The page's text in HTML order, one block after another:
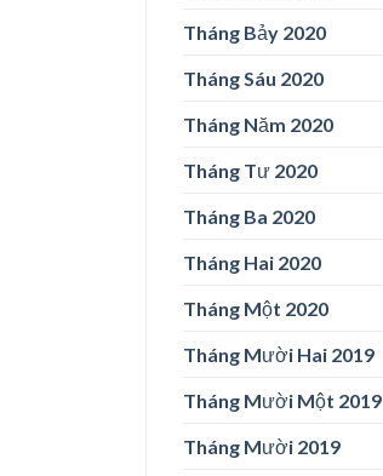
Tháng Bảy 2020
Tháng Sáu 2020
Tháng Năm 2020
Tháng Tư 2020
Tháng Ba 2020
Tháng Hai 2020
Tháng Một 2020
Tháng Mười Hai 2019
Tháng Mười Một 2019
Tháng Mười 2019